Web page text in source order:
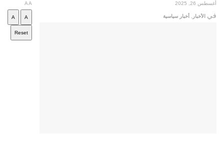
أغسطس 26, 2025
في الأخبار أخبار سياسية
AA
A
A
Reset